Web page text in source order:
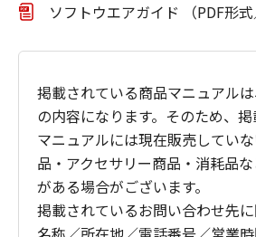
ソフトウエアガイド （PDF形式
掲載されている商品マニュアル
の内容になります。そのため、
マニュアルには現在販売してい
品・アクセサリー商品・消耗品
がある場合がございます。
掲載されているお問い合わせ先に